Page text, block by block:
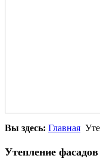
Вы здесь: Главная
Утепление